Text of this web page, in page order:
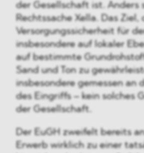
der Gesellschaft ist. Anders
Rechtssache Xella. Das Ziel,
Versorgungssicherheit für
insbesondere auf lokaler
auf bestimmte
Sand und Ton zu
insbesondere gemessen an
des Eingriffs – kein solches
der Gesellschaft.
Der EuGH zweifelt bereits
Erwerb wirklich zu einer